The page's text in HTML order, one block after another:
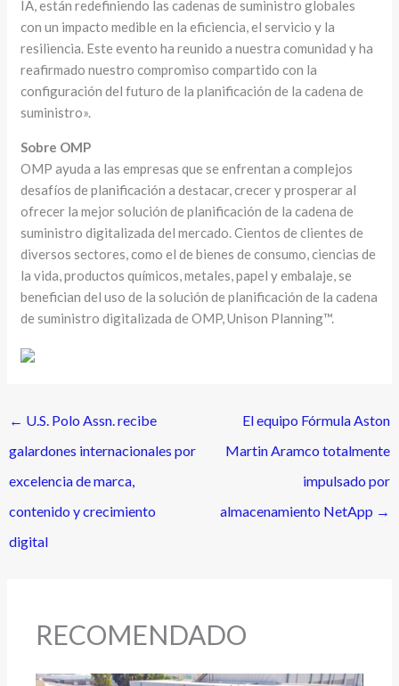
IA, están redefiniendo las cadenas de suministro globales
con un impacto medible en la eficiencia, el servicio y la
resiliencia. Este evento ha reunido a nuestra comunidad y ha
reafirmado nuestro compromiso compartido con la
configuración del futuro de la planificación de la cadena de
suministro».
Sobre OMP
OMP ayuda a las empresas que se enfrentan a complejos
desafíos de planificación a destacar, crecer y prosperar al
ofrecer la mejor solución de planificación de la cadena de
suministro digitalizada del mercado. Cientos de clientes de
diversos sectores, como el de bienes de consumo, ciencias de
la vida, productos químicos, metales, papel y embalaje, se
benefician del uso de la solución de planificación de la cadena
de suministro digitalizada de OMP, Unison Planning™.
← U.S. Polo Assn. recibe
galardones internacionales por
excelencia de marca,
contenido y crecimiento
digital
El equipo Fórmula Aston
Martin Aramco totalmente
impulsado por
almacenamiento NetApp →
RECOMENDADO